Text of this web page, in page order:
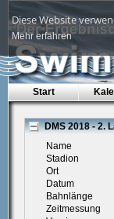
Diese Website
Mehr erfahren
Start
DMS 2018 - 2.
Name
Stadion
Ort
Datum
Bahnlänge
Zeitmessung